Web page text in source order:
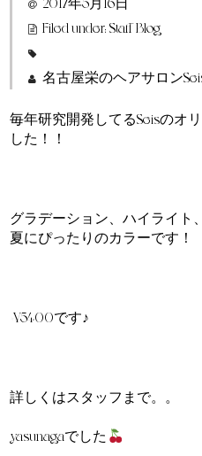
特定商取引法に基づく表示
Filed under:Staff Blog
名古屋栄のヘアサロン
毎年研究開発してるSeisのオ
した！！
グラデーション、ハイライト
夏にぴったりのカラーです！
+¥5400です♪
詳しくはスタッフまで。。
yasunagaでした